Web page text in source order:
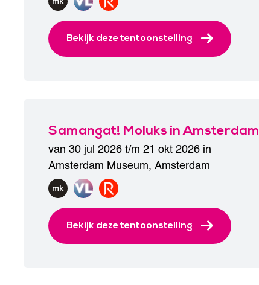
Bekijk deze tentoonstelling
Samangat! Moluks in Amsterdam
van 30 jul 2026 t/m 21 okt 2026 in
Amsterdam Museum, Amsterdam
Bekijk deze tentoonstelling